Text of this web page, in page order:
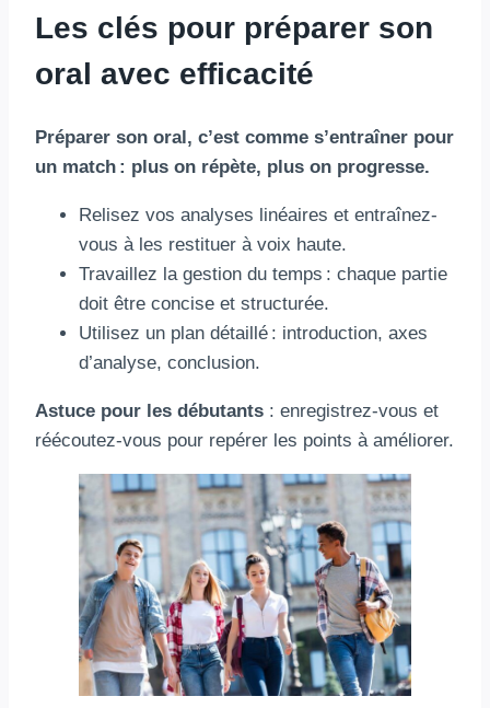
Les clés pour préparer son
oral avec efficacité
Préparer son oral, c’est comme s’entraîner pour
un match : plus on répète, plus on progresse.
Relisez vos analyses linéaires et entraînez-
vous à les restituer à voix haute.
Travaillez la gestion du temps : chaque partie
doit être concise et structurée.
Utilisez un plan détaillé : introduction, axes
d’analyse, conclusion.
Astuce pour les débutants : enregistrez-vous et
réécoutez-vous pour repérer les points à améliorer.